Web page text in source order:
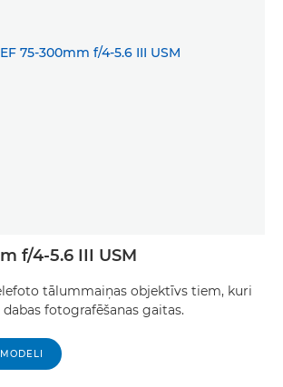
f/4-5.6 III USM
tālummaiņas objektīvs tiem, kuri
fotografēšanas gaitas.